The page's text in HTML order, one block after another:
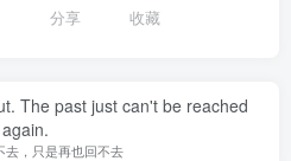
分享 收藏
The past just can't be reached
again.
去，只是再也回不去